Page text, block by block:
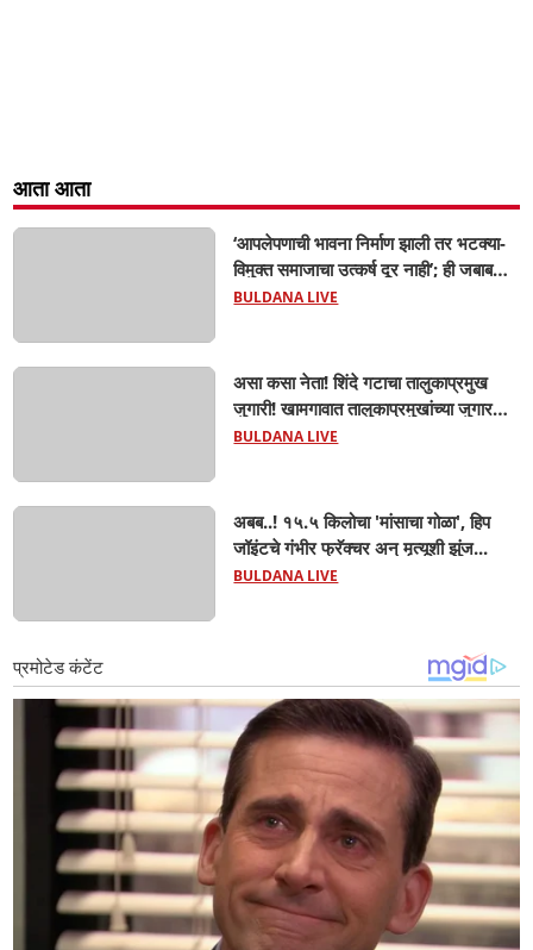
आता आता
‘आपलेपणाची भावना निर्माण झाली तर भटक्या-
विमुक्त समाजाचा उत्कर्ष दूर नाही’; ही जबाबदारी
केवळ सरकारची नाही,आपल्या सर्वांची !
BULDANA LIVE
असा कसा नेता! शिंदे गटाचा तालुकाप्रमुख
जुगारी! खामगावात तालुकाप्रमुखांच्या जुगार
अड्ड्यावर डीवायएसपी पथकाची धाड.. अंधारात
BULDANA LIVE
अबब..! १५.५ किलोचा 'मांसाचा गोळा', हिप
जॉइंटचे गंभीर फ्रॅक्चर अन् मृत्यूशी झुंज...
BULDANA LIVE